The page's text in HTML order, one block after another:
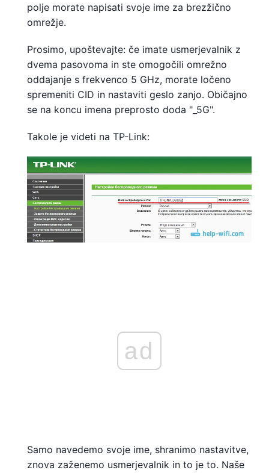
polje morate napisati svoje ime za brezžično
omrežje.
Prosimo, upoštevajte: če imate usmerjevalnik z
dvema pasovoma in ste omogočili omrežno
oddajanje s frekvenco 5 GHz, morate ločeno
spremeniti CID in nastaviti geslo zanjo. Običajno
se na koncu imena preprosto doda "_5G".
Takole je videti na TP-Link:
ad
Samo navedemo svoje ime, shranimo nastavitve,
znova zaženemo usmerjevalnik in to je to. Naše